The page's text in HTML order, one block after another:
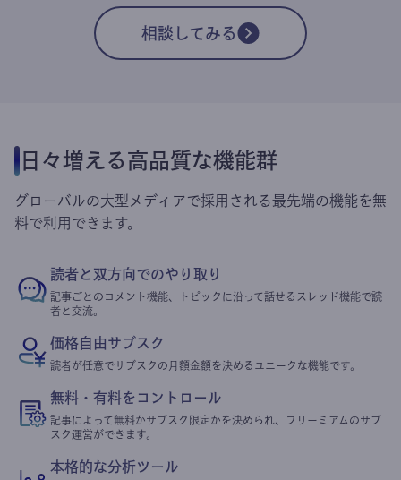
相談してみる
日々増える高品質な機能群
グローバルの大型メディアで採用される最先端の機能を無
料で利用できます。
読者と双方向でのやり取り
記事ごとのコメント機能、トピックに沿って話せるスレッド機能で読
者と交流。
価格自由サブスク
読者が任意でサブスクの月額金額を決めるユニークな機能です。
無料・有料をコントロール
記事によって無料かサブスク限定かを決められ、フリーミアムのサブ
スク運営ができます。
本格的な分析ツール